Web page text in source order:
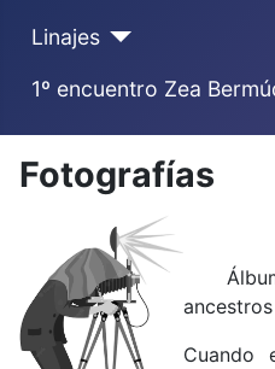
Linajes
1º encuentro Zea
Fotografías
ancestros
Cuando